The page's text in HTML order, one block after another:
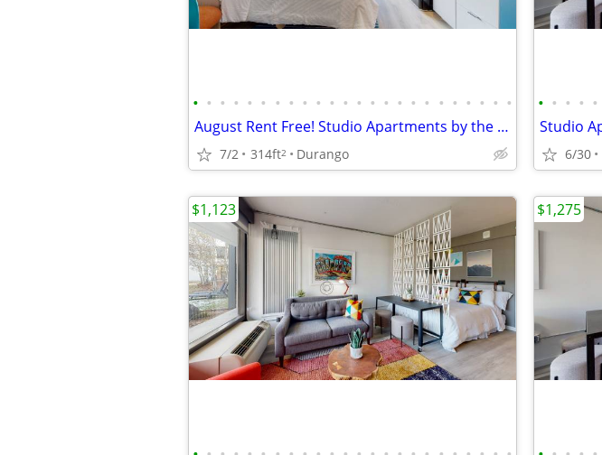
• • • • • • • • • • • • • • • • • • • • • • • •
August Rent Free! Studio Apartments by the river in Durango!!
7/2 314ft2 Durango
• • • • •
6/30
$1,123 $1,275